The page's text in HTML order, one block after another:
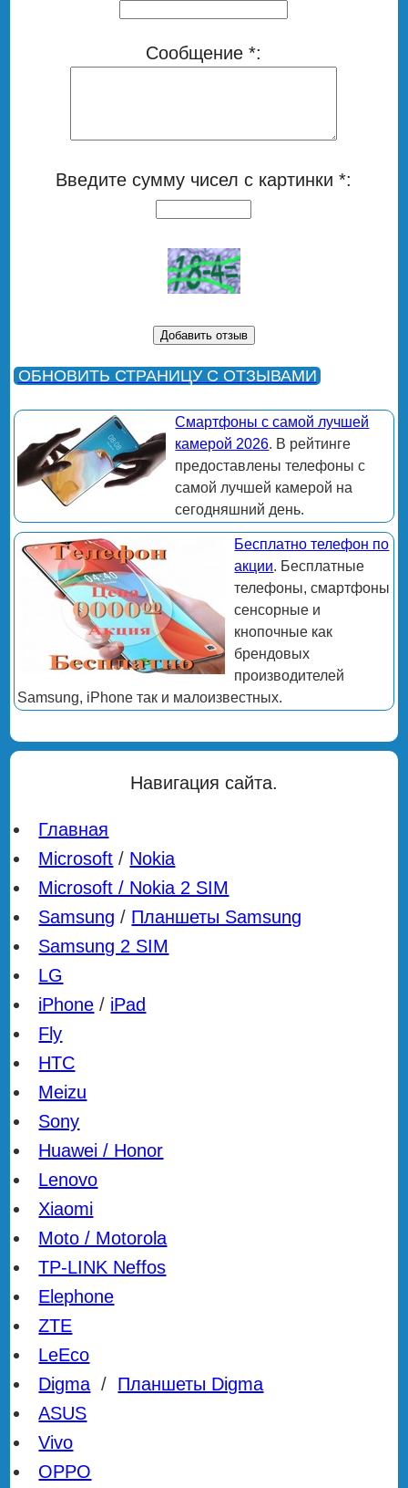
Сообщение *:
Введите сумму чисел с картинки *:
ОБНОВИТЬ СТРАНИЦУ С ОТЗЫВАМИ
Смартфоны с самой лучшей
камерой 2026. В рейтинге
предоставлены телефоны с
самой лучшей камерой на
сегодняшний день.
Бесплатно телефон по
акции. Бесплатные
телефоны, смартфоны
сенсорные и
кнопочные как
брендовых
производителей
Samsung, iPhone так и малоизвестных.
Навигация сайта.
Главная
Microsoft / Nokia
Microsoft / Nokia 2 SIM
Samsung / Планшеты Samsung
Samsung 2 SIM
LG
iPhone / iPad
Fly
HTC
Meizu
Sony
Huawei / Honor
Lenovo
Xiaomi
Moto / Motorola
TP-LINK Neffos
Elephone
ZTE
LeEco
Digma / Планшеты Digma
ASUS
Vivo
OPPO